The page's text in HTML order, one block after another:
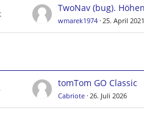
wmarek1974 25. April 2021
tomTom GO Classic
Cabriote 26. Juli 2026